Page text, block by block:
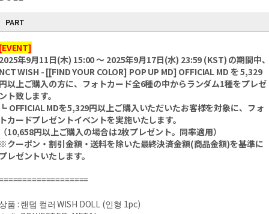
PART
年9月11日(木) 15:00 ～ 2025年9月17日(水) 23:59 (KST) の期間中
WISH - [[FIND YOUR COLOR] POP UP MD] OFFICIAL MD を 5,329
以上ご購入の方に、フォトカード全6種の中からランダム1種をプレゼ
ト致します。
OFFICIAL MDを5,329円以上ご購入いただいたお客様を対象に、フォ
カードプレゼントイベントを実施いたします。
10,658円以上ご購入の場合は2枚プレゼント。同率適用）
クーポン・割引金額・送料を除いた最終決済金額(商品金額)を基準に
レゼントいたします。
품 : 랜덤 컬러 WISH DOLL (인형 1pc)